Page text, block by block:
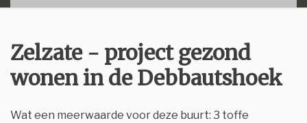
Zelzate - project gezond
wonen in de Debbautshoek
Wat een meerwaarde voor deze buurt: 3 toffe